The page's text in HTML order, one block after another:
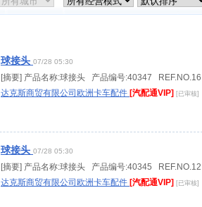
球接头 07/28 05:30
[摘要] 产品名称:球接头 产品编号:40347
达克斯商贸有限公司欧洲卡车配件 [汽配通VIP] [已审核]
球接头 07/28 05:30
[摘要] 产品名称:球接头 产品编号:40345
达克斯商贸有限公司欧洲卡车配件 [汽配通VIP] [已审核]